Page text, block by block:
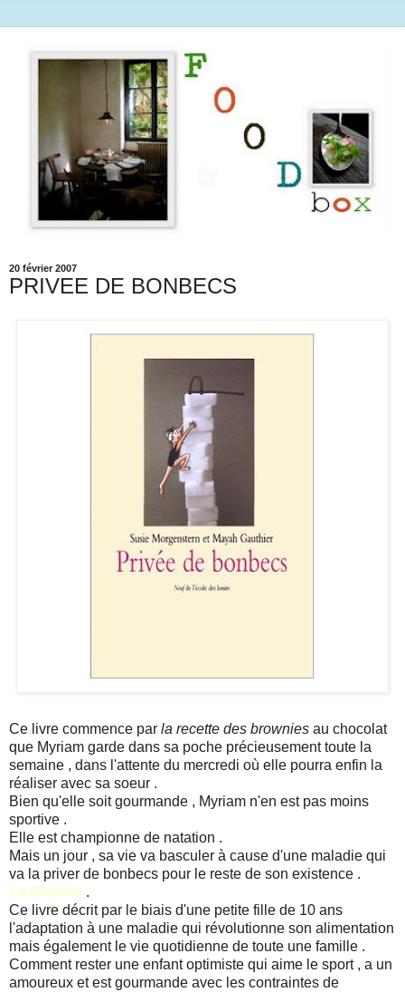
20 février 2007
PRIVEE DE BONBECS
Ce livre commence par la recette des brownies au chocolat
que Myriam garde dans sa poche précieusement toute la
semaine , dans l'attente du mercredi où elle pourra enfin la
réaliser avec sa soeur .
Bien qu'elle soit gourmande , Myriam n'en est pas moins
sportive .
Elle est championne de natation .
Mais un jour , sa vie va basculer à cause d'une maladie qui
va la priver de bonbecs pour le reste de son existence .
Le Diabète .
Ce livre décrit par le biais d'une petite fille de 10 ans
l'adaptation à une maladie qui révolutionne son alimentation
mais également le vie quotidienne de toute une famille .
Comment rester une enfant optimiste qui aime le sport , a un
amoureux et est gourmande avec les contraintes de